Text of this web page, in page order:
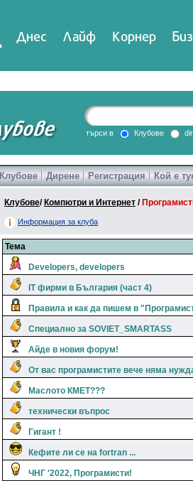
Днес Лайф Корнер
DirTV Impressio
Games
търси в Клубове
Клубове Дирене Регистрация Кой е
Клубове/ Компютри и Интернет /
Информация за клуба
Тема
Developers, developers
IT фирми в България (част 4)
Правила и как да пишем в
Специално за SOVIET_SMARTASS
Айде в новия форум!
От вас програмистите вече няма
Маслото КМЕТ???
технически въпрос
Гигант !
Кефите ли се на fortran ...
ЧНГ '2022, Програмисти!